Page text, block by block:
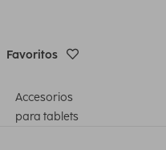
Favoritos
Accesorios
para tablets